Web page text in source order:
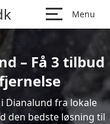
Menu
– Få 3 tilbud
Dianalund fra lokale
den bedste løsning til